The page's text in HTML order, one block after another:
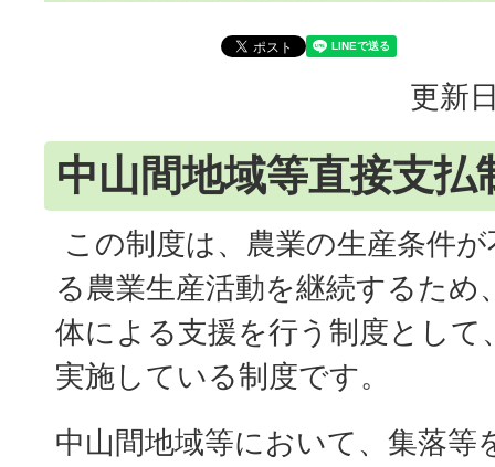
更新
中山間地域等直接支払
この制度は、農業の生産条件
る農業生産活動を継続するため
体による支援を行う制度として
実施している制度です。
中山間地域等において、集落等